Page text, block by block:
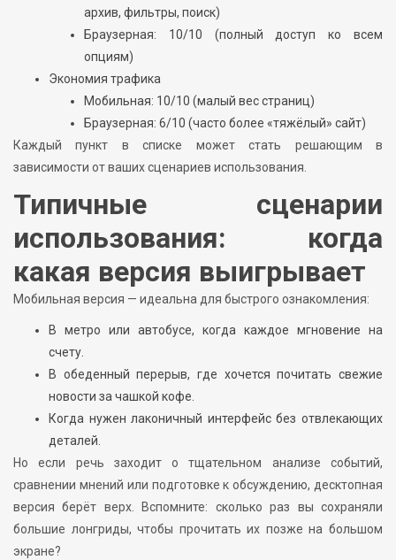
архив, фильтры, поиск)
Браузерная: 10/10 (полный доступ ко всем
опциям)
Экономия трафика
Мобильная: 10/10 (малый вес страниц)
Браузерная: 6/10 (часто более «тяжёлый» сайт)
Каждый пункт в списке может стать решающим в
зависимости от ваших сценариев использования.
Типичные сценарии
использования: когда
какая версия выигрывает
Мобильная версия — идеальна для быстрого ознакомления:
В метро или автобусе, когда каждое мгновение на
счету.
В обеденный перерыв, где хочется почитать свежие
новости за чашкой кофе.
Когда нужен лаконичный интерфейс без отвлекающих
деталей.
Но если речь заходит о тщательном анализе событий,
сравнении мнений или подготовке к обсуждению, десктопная
версия берёт верх. Вспомните: сколько раз вы сохраняли
большие лонгриды, чтобы прочитать их позже на большом
экране?